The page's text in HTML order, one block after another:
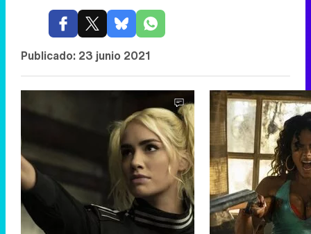
Publicado: 23 junio 2021